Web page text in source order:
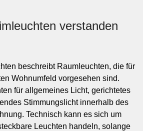
verstanden
beschreibt Raumleuchten, die für
Wohnumfeld vorgesehen sind.
für allgemeines Licht, gerichtetes
Stimmungslicht innerhalb des
Technisch kann es sich um
Leuchten handeln, solange